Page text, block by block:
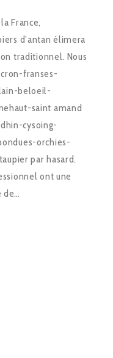
France,
d’antan élimera
traditionnel. Nous
franses-
beloeil-
saint amand
cysoing-
orchies-
par hasard.
ont une
de…